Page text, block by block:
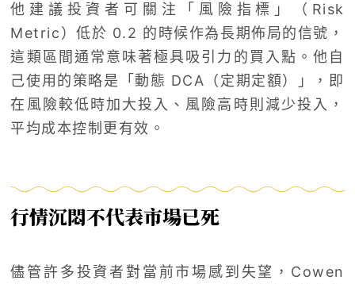
他建議投資者可關注「風險指標」（Risk
Metric）低於 0.2 的時候作為長期佈局的信號，
這類區間通常意味著極具吸引力的買入點。他自
己使用的策略是「動態 DCA（定期定額）」，即
在風險較低時加大投入、風險高時則減少投入，
平均成本控制更有效。
行情沉悶不代表市場已死
儘管許多投資者對當前市場感到失望，Cowen